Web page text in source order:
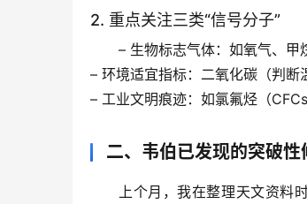
2. 重点关注三类“信号分子”
– 生物标志气体：如氧气、
– 环境适宜指标：二氧化碳（判断
– 工业文明痕迹：如氯氟烃（
二、韦伯已发现的突破性
上个月，我在整理天文资料